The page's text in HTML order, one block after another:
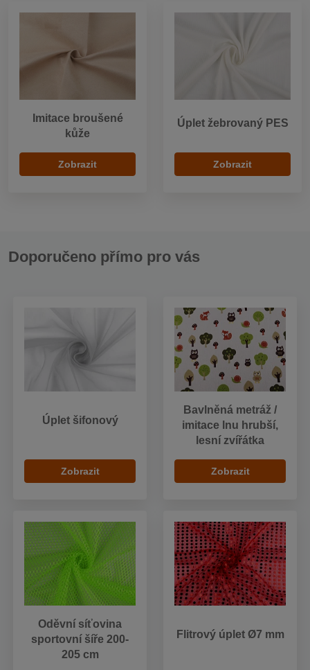
Imitace broušené
kůže
Zobrazit
Úplet žebrovaný PES
Zobrazit
Doporučeno přímo pro vás
Úplet šifonový
Zobrazit
Bavlněná metráž /
imitace lnu hrubší,
lesní zvířátka
Zobrazit
Oděvní síťovina
sportovní šíře 200-
205 cm
Flitrový úplet Ø7 mm